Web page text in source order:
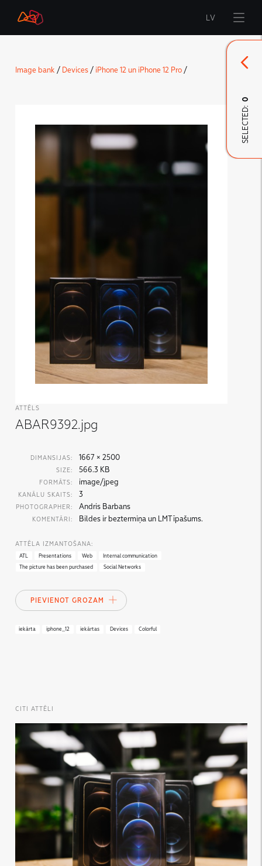
Start
LMT Defence
Downloads and news
Developed materials
LV
Image bank / Devices/ iPhone 12 un iPhone 12 Pro/
ATTĒLS
ABAR9392.jpg
DIMANSIJAS: 1667 × 2500
SIZE: 566.3 KB
FORMĀTS: image/jpeg
KANĀLU SKAITS: 3
PHOTOGRAPHER: Andris Barbans
KOMENTĀRI: Bildes ir beztermiņa un LMT īpašums.
ATTĒLA IZMANTOŠANA:
ATL Presentations Web
Internal communication
The picture has been purchased
Social Networks
PIEVIENOT GROZAM
iekārta iphone_12 iekārtas Devices Colorful
CITI ATTĒLI
SELECTED:
0